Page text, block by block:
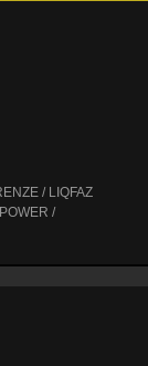
/ LIQFAZ
/